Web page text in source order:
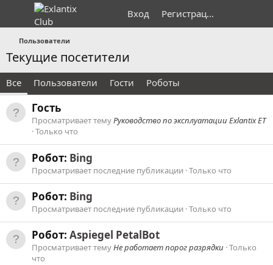
Вход Регистрация
Пользователи
Текущие посетители
Все Пользователи Гости Роботы
Гость
Просматривает темуРуководство по эксплуатации Exlantix ET
Только что
Робот: Bing
Просматривает последние публикации Только что
Робот: Bing
Просматривает последние публикации Только что
Робот: Aspiegel PetalBot
Просматривает темуНе работает порог разрядки Только
что